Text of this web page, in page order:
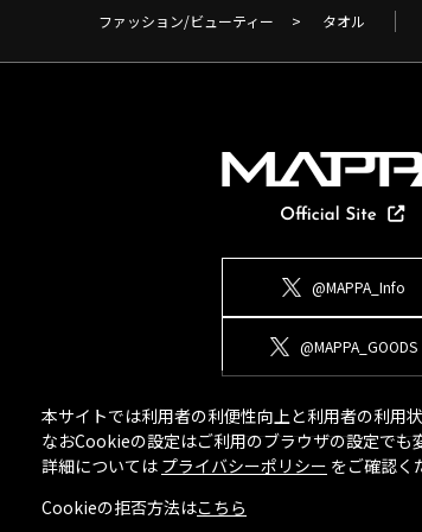
ファッション/ビューティー > タオル
@MAPPA_Info
@MAPPA_GOODS
本サイトでは利用者の利便性向上と利用者の利用
なおCookieの設定はご利用のブラウザの設定で
詳細については プライバシーポリシー をご確認く
Cookieの拒否方法はこちら